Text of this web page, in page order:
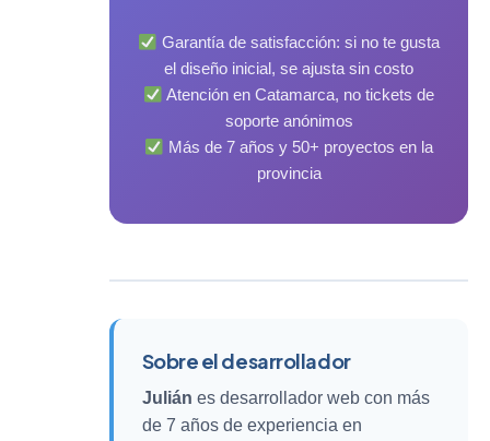
Garantía de satisfacción: si no te gusta
el diseño inicial, se ajusta sin costo
Atención en Catamarca, no tickets de
soporte anónimos
Más de 7 años y 50+ proyectos en la
provincia
Sobre el desarrollador
Julián es desarrollador web con más
de 7 años de experiencia en